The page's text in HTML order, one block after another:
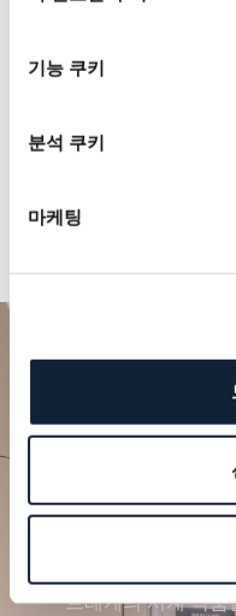
기능 쿠키
분석 쿠키
마케팅
스몰 세컨즈의 형태를 취
특별한
브레게의 시계 작